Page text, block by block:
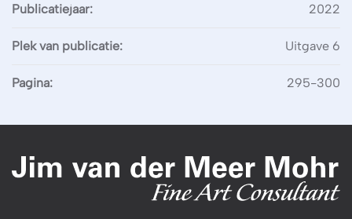
Publicatiejaar: 2022
Plek van publicatie: Uitgave 6
Pagina: 295-300